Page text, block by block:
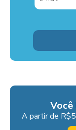
A partir de